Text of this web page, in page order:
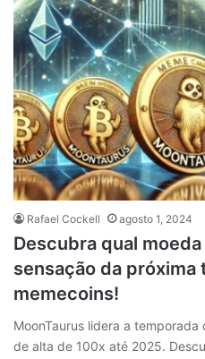
Rafael Cockell agosto 1, 2024
Descubra qual
sensação da próxima
memecoins!
MoonTaurus lidera a
de alta de 100x até 2025.